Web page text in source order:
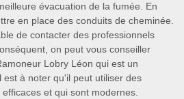
évacuation de la fumée. En
en place des conduits de cheminée.
de contacter des professionnels
on peut vous conseiller
Lobry Léon qui est un
à noter qu'il peut utiliser des
et qui sont modernes.